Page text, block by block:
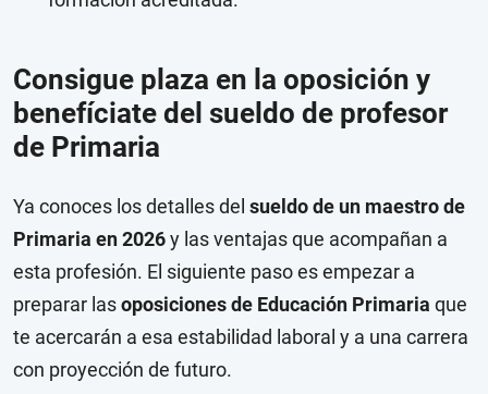
Consigue plaza en la oposición y
benefíciate del sueldo de profesor
de Primaria
Ya conoces los detalles del sueldo de un maestro de
Primaria en 2026y las ventajas que acompañan a
esta profesión. El siguiente paso es empezar a
preparar lasoposiciones de Educación Primaria que
te acercarán a esa estabilidad laboral y a una carrera
con proyección de futuro.